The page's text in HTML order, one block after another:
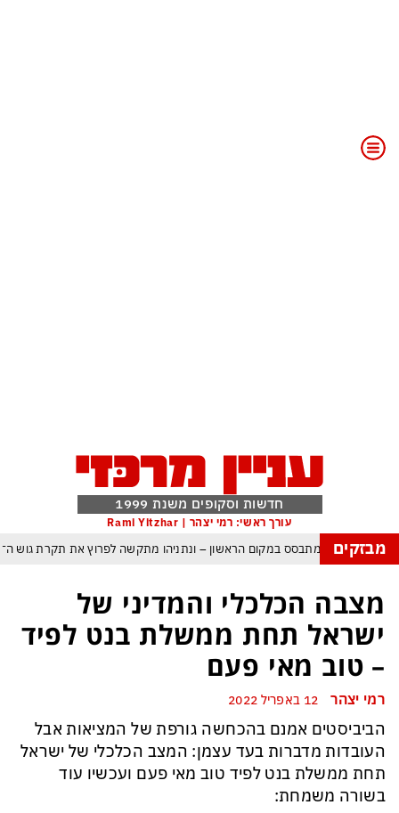
חדשות וסקופים משנת 1999
עורך ראשי: רמי יצהר | Rami Yitzhar
מבזקים
– איזנקוט מתבסס במקום הראשון – ונתניהו מתקשה לפרוץ את תקרת גוש
עם עומאן לגבי תפעול משותף של מצר הורמוז – אם טראמפ יאשר המלחמה
מי היה מאמין שבאר שבע תנצח את הכוכב האדום?
ומיירטים להגנה – טראמפ נשאר רק עם ציוצי האיום המגוחכים שלא מזיזים
גרדום כמדיניות: כך הפכה ההוצאה להורג לכלי ההרתעה המרכזי של המשטר
א-סיסי, ארדואן ושליט קטאר מכנסים פגישת ״כיפה אדומה״ לנתניהו בנושא
מצבה הכלכלי והמדיני של
ישראל תחת ממשלת בנט לפיד
– טוב מאי פעם
רמי יצהר
הביביסטים אמנם בהכחשה גורפת של המציאות אבל
העובדות מדברות בעד עצמן: המצב הכלכלי של ישראל
תחת ממשלת בנט לפיד טוב מאי פעם ועכשיו עוד
בשורה משמחת: